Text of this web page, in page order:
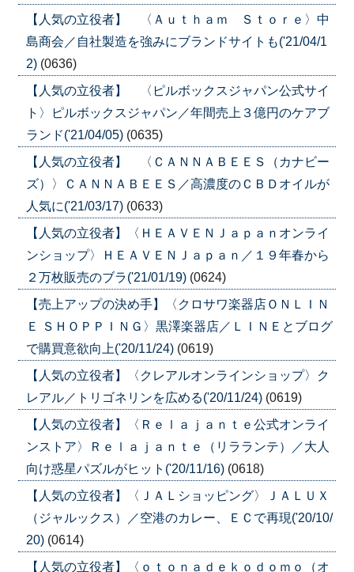
【人気の立役者】 〈Ａｕｔｈａｍ Ｓｔｏｒｅ〉中
島商会／自社製造を強みにブランドサイトも('21/04/1
2) (0636)
【人気の立役者】 〈ピルボックスジャパン公式サイ
ト〉ピルボックスジャパン／年間売上３億円のケアブ
ランド('21/04/05) (0635)
【人気の立役者】 〈ＣＡＮＮＡＢＥＥＳ（カナビー
ズ）〉ＣＡＮＮＡＢＥＥＳ／高濃度のＣＢＤオイルが
人気に('21/03/17) (0633)
【人気の立役者】〈ＨＥＡＶＥＮＪａｐａｎオンライ
ンショップ〉ＨＥＡＶＥＮＪａｐａｎ／１９年春から
２万枚販売のブラ('21/01/19) (0624)
【売上アップの決め手】〈クロサワ楽器店ＯＮＬＩＮ
Ｅ ＳＨＯＰＰＩＮＧ〉黒澤楽器店／ＬＩＮＥとブログ
で購買意欲向上('20/11/24) (0619)
【人気の立役者】〈クレアルオンラインショップ〉ク
レアル／トリゴネリンを広める('20/11/24) (0619)
【人気の立役者】〈Ｒｅｌａｊａｎｔｅ公式オンライ
ンストア〉Ｒｅｌａｊａｎｔｅ（リラランテ）／大人
向け惑星パズルがヒット('20/11/16) (0618)
【人気の立役者】〈ＪＡＬショッピング〉ＪＡＬＵＸ
（ジャルックス）／空港のカレー、ＥＣで再現('20/10/
20) (0614)
【人気の立役者】〈ｏｔｏｎａｄｅｋｏｄｏｍｏ（オ